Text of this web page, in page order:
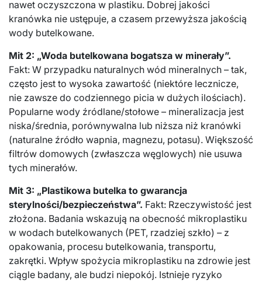
nawet oczyszczona w plastiku. Dobrej jakości
kranówka nie ustępuje, a czasem przewyższa jakością
wody butelkowane.
Mit 2: „Woda butelkowana bogatsza w minerały”.
Fakt: W przypadku naturalnych wód mineralnych – tak,
często jest to wysoka zawartość (niektóre lecznicze,
nie zawsze do codziennego picia w dużych ilościach).
Popularne wody źródlane/stołowe – mineralizacja jest
niska/średnia, porównywalna lub niższa niż kranówki
(naturalne źródło wapnia, magnezu, potasu). Większość
filtrów domowych (zwłaszcza węglowych) nie usuwa
tych minerałów.
Mit 3: „Plastikowa butelka to gwarancja
sterylności/bezpieczeństwa”. Fakt: Rzeczywistość jest
złożona. Badania wskazują na obecność mikroplastiku
w wodach butelkowanych (PET, rzadziej szkło) – z
opakowania, procesu butelkowania, transportu,
zakrętki. Wpływ spożycia mikroplastiku na zdrowie jest
ciągle badany, ale budzi niepokój. Istnieje ryzyko